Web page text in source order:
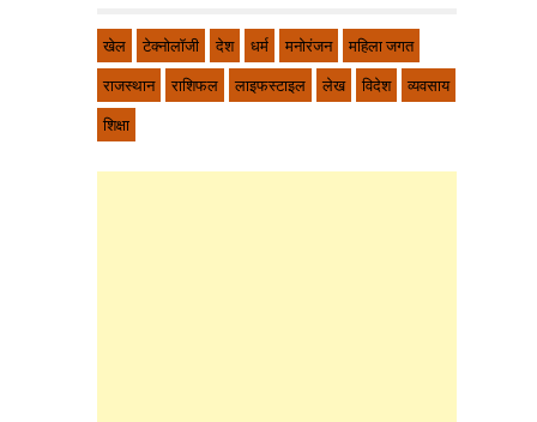
खेल टेक्नोलॉजी देश धर्म मनोरंजन
महिला जगत
राजस्थान
राशिफल लाइफस्टाइल लेख विदेश
व्यवसाय
शिक्षा